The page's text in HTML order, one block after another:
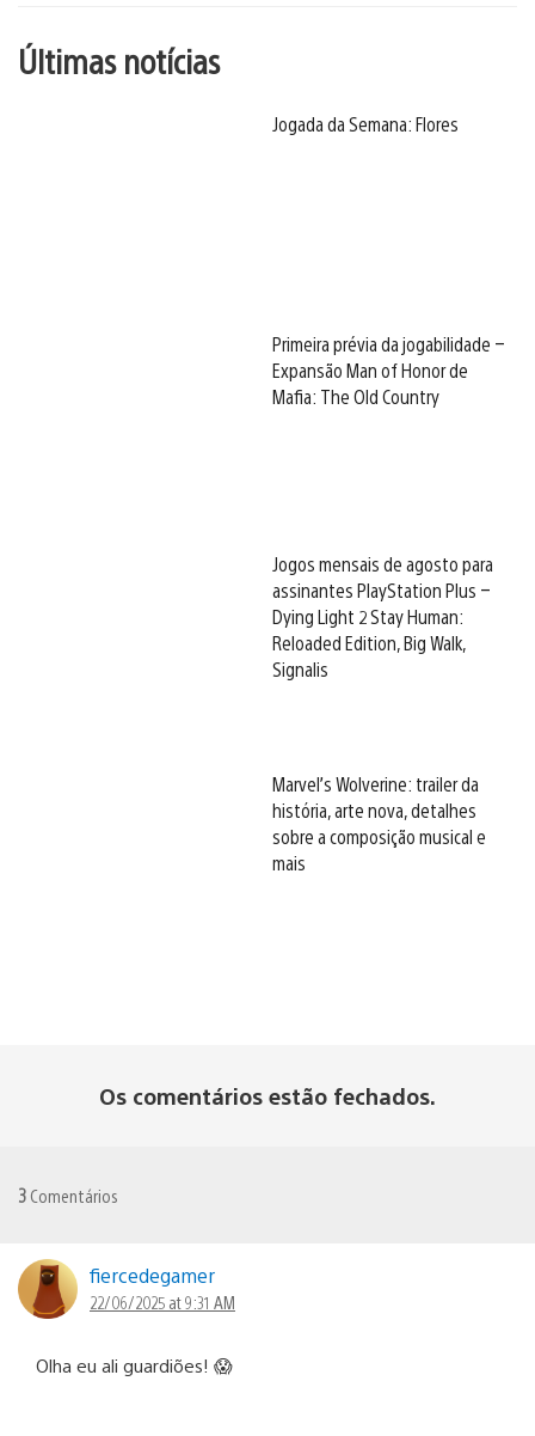
Últimas notícias
Jogada da Semana: Flores
Primeira prévia da jogabilidade –
Expansão Man of Honor de
Mafia: The Old Country
Jogos mensais de agosto para
assinantes PlayStation Plus –
Dying Light 2 Stay Human:
Reloaded Edition, Big Walk,
Signalis
Marvel’s Wolverine: trailer da
história, arte nova, detalhes
sobre a composição musical e
mais
Os comentários estão fechados.
3 Comentários
fiercedegamer
22/06/2025 at 9:31 AM
Olha eu ali guardiões! 😱